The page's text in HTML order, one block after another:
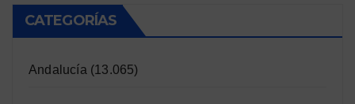
CATEGORÍAS
Andalucía (13.065)